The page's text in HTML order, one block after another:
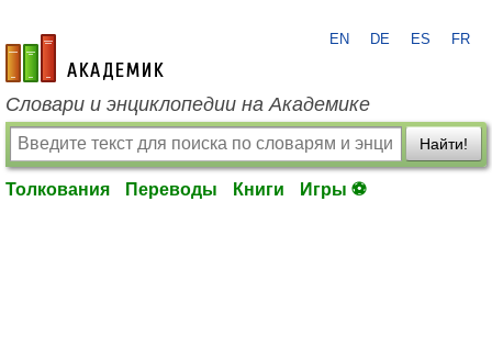
academic.ru
EN DE ES FR
Словари и энциклопедии на Академике
Найти!
Толкования Переводы Книги Игры ⚽